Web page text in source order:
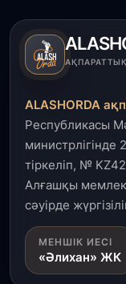
31 шілде, 2026
Ақмола
ұстаздар
31 шілде, 2026
ҚР
ұзақмерзімді
ұсынды
31 шілде, 2026
«Ауыл
4 223 жоба
АҚПАРАТТЫҚ
ALASHORDA
Республикасы
тіркеліп, №
Алғашқы
сәуірде
МЕНШІК ИЕСІ
«Әлихан» ЖК